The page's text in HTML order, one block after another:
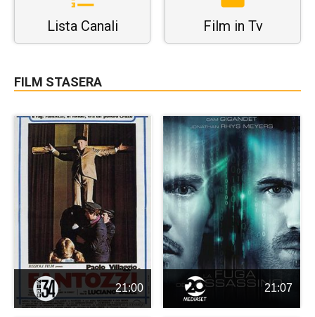
Lista Canali Film in Tv
FILM STASERA
21:00 21:07